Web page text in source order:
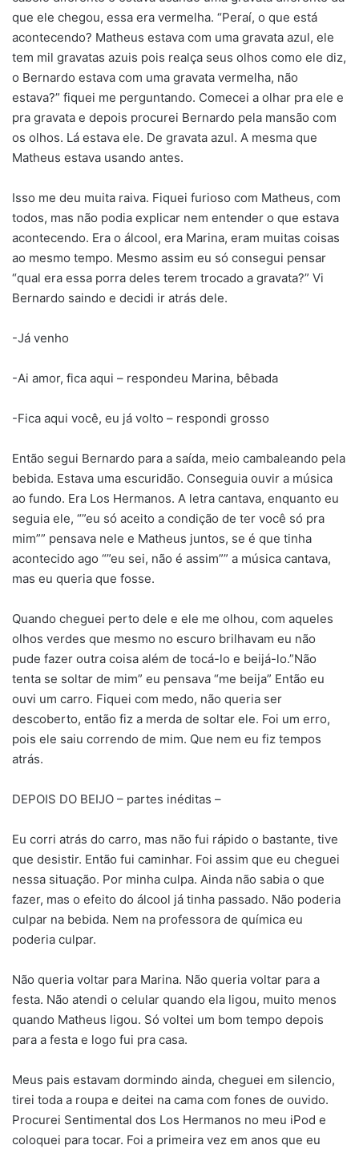
que ele chegou, essa era vermelha. “Peraí, o que está
acontecendo? Matheus estava com uma gravata azul, ele
tem mil gravatas azuis pois realça seus olhos como ele diz,
o Bernardo estava com uma gravata vermelha, não
estava?” fiquei me perguntando. Comecei a olhar pra ele e
pra gravata e depois procurei Bernardo pela mansão com
os olhos. Lá estava ele. De gravata azul. A mesma que
Matheus estava usando antes.
Isso me deu muita raiva. Fiquei furioso com Matheus, com
todos, mas não podia explicar nem entender o que estava
acontecendo. Era o álcool, era Marina, eram muitas coisas
ao mesmo tempo. Mesmo assim eu só consegui pensar
“qual era essa porra deles terem trocado a gravata?” Vi
Bernardo saindo e decidi ir atrás dele.
-Já venho
-Ai amor, fica aqui – respondeu Marina, bêbada
-Fica aqui você, eu já volto – respondi grosso
Então segui Bernardo para a saída, meio cambaleando pela
bebida. Estava uma escuridão. Conseguia ouvir a música
ao fundo. Era Los Hermanos. A letra cantava, enquanto eu
seguia ele, “”eu só aceito a condição de ter você só pra
mim”” pensava nele e Matheus juntos, se é que tinha
acontecido ago “”eu sei, não é assim”” a música cantava,
mas eu queria que fosse.
Quando cheguei perto dele e ele me olhou, com aqueles
olhos verdes que mesmo no escuro brilhavam eu não
pude fazer outra coisa além de tocá-lo e beijá-lo.”Não
tenta se soltar de mim” eu pensava “me beija” Então eu
ouvi um carro. Fiquei com medo, não queria ser
descoberto, então fiz a merda de soltar ele. Foi um erro,
pois ele saiu correndo de mim. Que nem eu fiz tempos
atrás.
DEPOIS DO BEIJO – partes inéditas –
Eu corri atrás do carro, mas não fui rápido o bastante, tive
que desistir. Então fui caminhar. Foi assim que eu cheguei
nessa situação. Por minha culpa. Ainda não sabia o que
fazer, mas o efeito do álcool já tinha passado. Não poderia
culpar na bebida. Nem na professora de química eu
poderia culpar.
Não queria voltar para Marina. Não queria voltar para a
festa. Não atendi o celular quando ela ligou, muito menos
quando Matheus ligou. Só voltei um bom tempo depois
para a festa e logo fui pra casa.
Meus pais estavam dormindo ainda, cheguei em silencio,
tirei toda a roupa e deitei na cama com fones de ouvido.
Procurei Sentimental dos Los Hermanos no meu iPod e
coloquei para tocar. Foi a primeira vez em anos que eu